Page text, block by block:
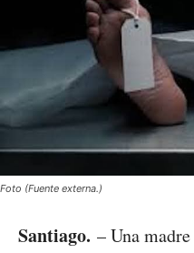
Foto (Fuente externa.)
Santiago. – Una